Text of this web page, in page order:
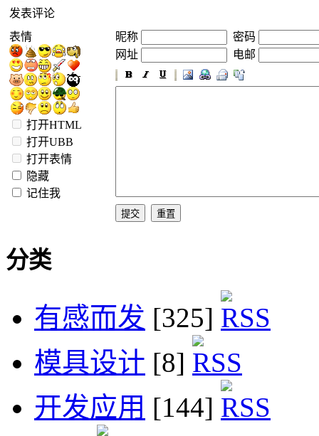
发表评论
表情
打开HTML
打开UBB
打开表情
隐藏
记住我
昵称
密码
网址
电邮
分类
有感而发 [325]
模具设计 [8]
开发应用 [144]